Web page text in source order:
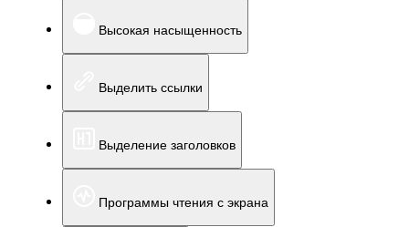
Высокая насыщенность
Выделить ссылки
Выделение заголовков
Программы чтения с экрана